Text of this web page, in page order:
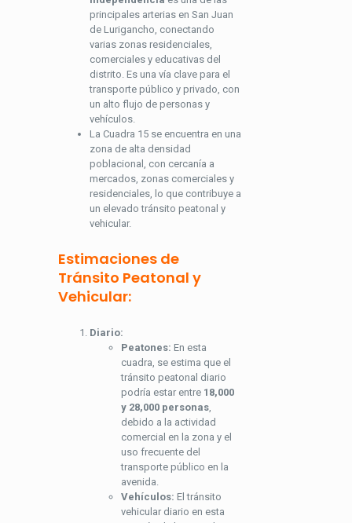
principales arterias en San Juan
de Lurigancho, conectando
varias zonas residenciales,
comerciales y educativas del
distrito. Es una vía clave para el
transporte público y privado, con
un alto flujo de personas y
vehículos.
La Cuadra 15 se encuentra en una
zona de alta densidad
poblacional, con cercanía a
mercados, zonas comerciales y
residenciales, lo que contribuye a
un elevado tránsito peatonal y
vehicular.
Estimaciones de
Tránsito Peatonal y
Vehicular:
Diario:
Peatones: En esta
cuadra, se estima que el
tránsito peatonal diario
podría estar entre 18,000
y 28,000 personas
debido a la actividad
comercial en la zona y el
uso frecuente del
transporte público en la
avenida.
Vehículos: El tránsito
vehicular diario en esta